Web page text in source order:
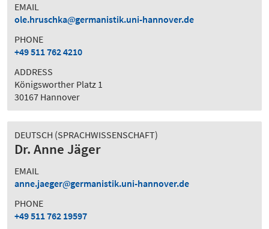
EMAIL
ole.hruschka
germanistik.uni-hannover.de
PHONE
+49 511 762 4210
ADDRESS
Königsworther Platz 1
30167 Hannover
DEUTSCH (SPRACHWISSENSCHAFT)
Dr. Anne Jäger
EMAIL
anne.jaeger
germanistik.uni-hannover.de
PHONE
+49 511 762 19597